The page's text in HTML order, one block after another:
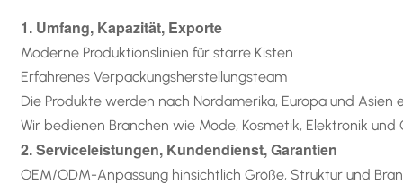
1. Umfang, Kapazität, Exporte
Moderne Produktionslinien für starre Kisten
Erfahrenes Verpackungsherstellungsteam
Die Produkte werden nach Nordamerika, Europa und Asien
Wir bedienen Branchen wie Mode, Kosmetik, Elektronik
2. Serviceleistungen, Kundendienst, Garantien
OEM/ODM-Anpassung hinsichtlich Größe, Struktur und